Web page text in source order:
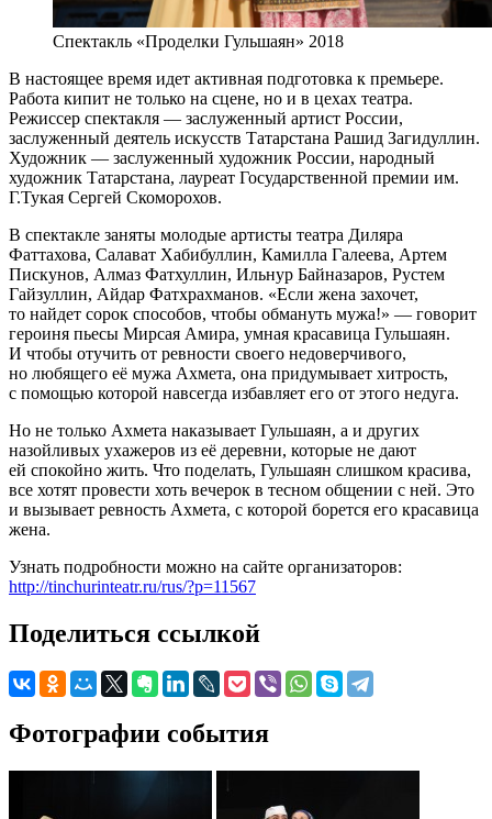
Спектакль «Проделки Гульшаян» 2018
В настоящее время идет активная подготовка к премьере.
Работа кипит не только на сцене, но и в цехах театра.
Режиссер спектакля — заслуженный артист России,
заслуженный деятель искусств Татарстана Рашид Загидуллин.
Художник — заслуженный художник России, народный
художник Татарстана, лауреат Государственной премии им.
Г.Тукая Сергей Скоморохов.
В спектакле заняты молодые артисты театра Диляра
Фаттахова, Салават Хабибуллин, Камилла Галеева, Артем
Пискунов, Алмаз Фатхуллин, Ильнур Байназаров, Рустем
Гайзуллин, Айдар Фатхрахманов. «Если жена захочет,
то найдет сорок способов, чтобы обмануть мужа!» — говорит
героиня пьесы Мирсая Амира, умная красавица Гульшаян.
И чтобы отучить от ревности своего недоверчивого,
но любящего её мужа Ахмета, она придумывает хитрость,
с помощью которой навсегда избавляет его от этого недуга.
Но не только Ахмета наказывает Гульшаян, а и других
назойливых ухажеров из её деревни, которые не дают
ей спокойно жить. Что поделать, Гульшаян слишком красива,
все хотят провести хоть вечерок в тесном общении с ней. Это
и вызывает ревность Ахмета, с которой борется его красавица
жена.
Узнать подробности можно на сайте организаторов:
http://tinchurinteatr.ru/rus/?p=11567
Поделиться ссылкой
Фотографии события